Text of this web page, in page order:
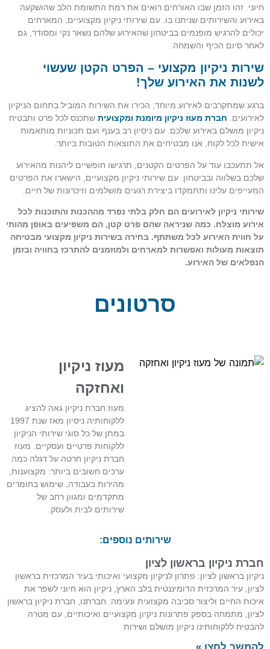
חיוני. זהו הזמן שבו האורחים רואים את רמת התשומת הלב שהושקעה
באירוע והשירותים שניתנו בו. עם שירותי ניקיון מקצועיים, המארחים
יכולים להרגיש מופנמים בביטחון שהאירוע שלהם נשאר נקי ומסודר, גם
לאחר סיום הכיף והשמחה.
שירות ניקיון מקצועי – הפרט הקטן שעשוי
לשנות את האירוע שלך!
ברגע שמתקרבים לאירוע מיוחד, הכירו את השירות המוביל בתחום הניקיון
לאירועים. חברת מעוז ניקיון מיומנת ומקצועית שתכנס לכל פרט ותבטיח
ניקיון מושלם באירוע שלכם. עם ניסיון רב בענף ועם תכוניות מותאמות
אישית לכל לקוח, אנו מבטיחים את התוצאות הטובות ביותר.
אל תתעכבו עוד על הפרטים הקטנים, תרגישו חופשיים ליהנות מהאירוע
שלכם בשלווה ובביטחון. עם שירותי ניקיון מקצועיים, הישארו את הפרטים
המעייפים עלינו ותתמקדו ביצירת רגעים מושלמים וזיכרונות של חיים.
שירותי ניקיון לאירועים הם חלק בלתי נפרד מההכנות והתוכנות לכל
אירוע מוצלח. כמה שניראה שהם פרט קטן, הם משפיעים באופן מהותי
על חווית האירוע לכל משתתף. בחירה בשירות ניקיון מקצועי מבטיחה
תוצאות מעולות ואפשרות למארחים ולמוזמנים להתרכז בחוויה ובזמן
הנפלאים של האירוע.
סרטונים
מעוז ניקיון
ואחזקה
מעוז חברת ניקיון גאה להציג
ללקוחותיה ניסיון מאז שנת 1997
במתן של כל סוגי שירותי הניקיון
ללקוחות פרטיים ועסקיים. מעוז
חברת ניקיון חרטה על דגלה כמה
ערכים חשובים ביותר: מקצוענות,
מהירות בעבודה, שימוש בחומרים
מתקדמים ומגוון רחב של
שירותים לבית ולעסק.
שירותים נוספים:
חברת ניקיון בראשון לציון
ניקיון בראשון לציון: פתרון לניקיון מקצועי ואיכותי בעיר המרכזית בראשון
לציון, עיר המרכזית הדומיננטית בלב הארץ, ניקיון הוא חיוני לשפר את
איכות החיים וליצור סביבה מקצועית ונעימה. חברתנו, חברת ניקיון בראשון
לציון, מתמחה בספק פתרונות ניקיון מקצועיים ואיכותיים, עם מטרה
להבטיח ללקוחותינו ניקיון מושלם ושירות
להמשך לחצו »